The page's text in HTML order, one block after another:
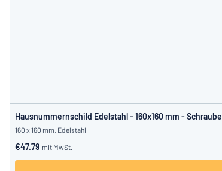
Hausnummernschild Edelstahl - 160x160 mm - Schraube
160 x 160 mm, Edelstahl
€47.79 mit MwSt.